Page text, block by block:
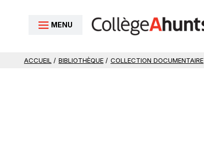
MENU
ACCUEIL / BIBLIOTHÈQUE / COLLECTION DOCUMENTAIRE